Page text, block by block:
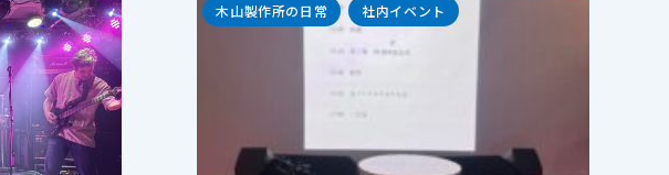
木山製作所の日常 社内イベント